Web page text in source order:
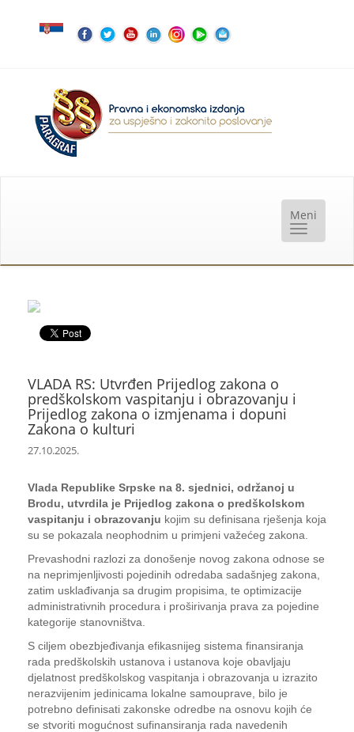
VLADA RS: Utvrđen Prijedlog zakona o
predškolskom vaspitanju i obrazovanju i
Prijedlog zakona o izmjenama i dopuni
Zakona o kulturi
27.10.2025.
Vlada Republike Srpske na 8. sjednici, održanoj u
Brodu, utvrdila je Prijedlog zakona o predškolskom
vaspitanju i obrazovanju kojim su definisana rješenja koja
su se pokazala neophodnim u primjeni važećeg zakona.
Prevashodni razlozi za donošenje novog zakona odnose se
na neprimjenljivosti pojedinih odredaba sadašnjeg zakona,
zatim usklađivanja sa drugim propisima, te optimizacije
administrativnih procedura i proširivanja prava za pojedine
kategorije stanovništva.
S ciljem obezbjeđivanja efikasnijeg sistema finansiranja
rada predškolskih ustanova i ustanova koje obavljaju
djelatnost predškolskog vaspitanja i obrazovanja u izrazito
nerazvijenim jedinicama lokalne samouprave, bilo je
potrebno definisati zakonske odredbe na osnovu kojih će
se stvoriti mogućnost sufinansiranja rada navedenih